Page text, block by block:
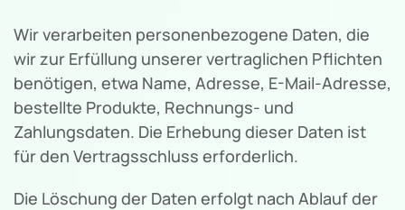
Wir verarbeiten personenbezogene Daten, die
wir zur Erfüllung unserer vertraglichen Pflichten
benötigen, etwa Name, Adresse, E-Mail-Adresse,
bestellte Produkte, Rechnungs- und
Zahlungsdaten. Die Erhebung dieser Daten ist
für den Vertragsschluss erforderlich.
Die Löschung der Daten erfolgt nach Ablauf der